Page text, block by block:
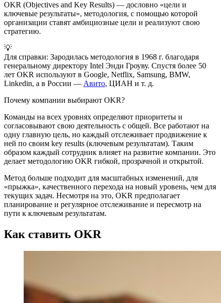
OKR (Objectives and Key Results) — дословно «цели и
ключевые результаты», методология, с помощью которой
организации ставят амбициозные цели и реализуют свою
стратегию.
💡
Для справки: Зародилась методология в 1968 г. благодаря
генеральному директору Intel Энди Гроуву. Спустя более 50
лет OKR используют в Google, Netflix, Samsung, BMW,
Linkedin, а в России — Авито, ЦИАН и т. д.
Почему компании выбирают OKR?
Команды на всех уровнях определяют приоритеты и
согласовывают свою деятельность с общей. Все работают на
одну главную цель, но каждый отслеживает продвижение к
ней по своим key results (ключевым результатам). Таким
образом каждый сотрудник влияет на развитие компании. Это
делает методологию OKR гибкой, прозрачной и открытой.
Метод больше подходит для масштабных изменений, для
«прыжка», качественного перехода на новый уровень, чем для
текущих задач. Несмотря на это, OKR предполагает
планирование и регулярное отслеживание и пересмотр на
пути к ключевым результатам.
Как ставить OKR